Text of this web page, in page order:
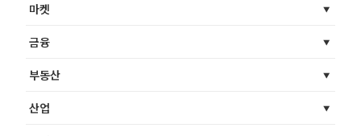
마켓
금융
부동산
산업